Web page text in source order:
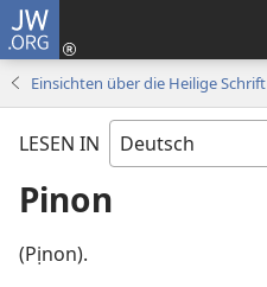
JW.ORG
Einsichten über die Heilige Schrift
LESEN IN
Pinon
(Pịnon).